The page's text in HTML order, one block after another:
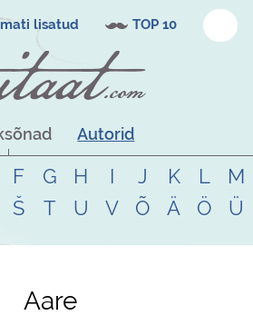
lisatud TOP 10
Autorid
F G H I J K L
M
Š T U V Õ Ä Ö Ü
aare
Aare